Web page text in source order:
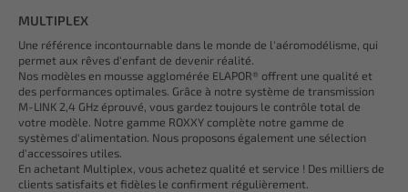
MULTIPLEX
Une référence incontournable dans le monde de l'aéromodélisme, qui
permet aux rêves d'enfant de devenir réalité.
Nos modèles en mousse agglomérée ELAPOR® offrent une qualité et
des performances optimales. Grâce à notre système de transmission
M-LINK 2,4 GHz éprouvé, vous gardez toujours le contrôle total de
votre modèle. Notre gamme ROXXY complète notre gamme de
systèmes d'alimentation. Nous proposons également une sélection
d'accessoires utiles.
En achetant Multiplex, vous achetez qualité et service ! Des milliers de
clients satisfaits et fidèles le confirment régulièrement.